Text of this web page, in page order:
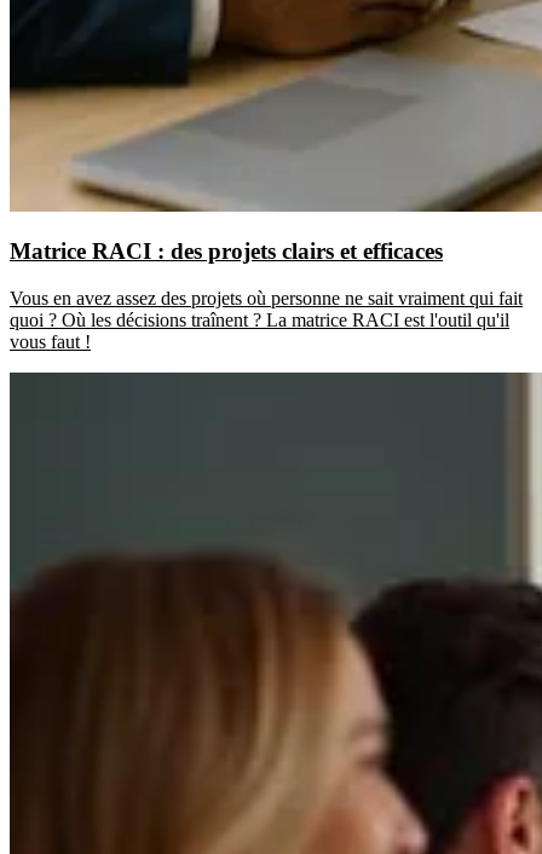
Matrice RACI : des projets clairs et efficaces
Vous en avez assez des projets où personne ne sait vraiment qui fait
quoi ? Où les décisions traînent ? La matrice RACI est l'outil qu'il
vous faut !